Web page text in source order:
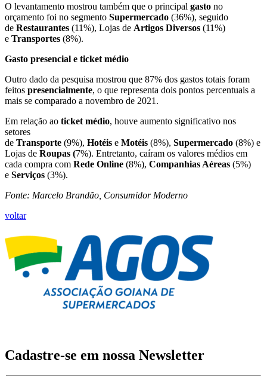
O levantamento mostrou também que o principal gasto no
orçamento foi no segmento Supermercado (36%), seguido
de Restaurantes (11%), Lojas de Artigos Diversos (11%)
e Transportes (8%).
Gasto presencial e ticket médio
Outro dado da pesquisa mostrou que 87% dos gastos totais foram
feitos presencialmente, o que representa dois pontos percentuais a
mais se comparado a novembro de 2021.
Em relação ao ticket médio, houve aumento significativo nos
setores
de Transporte (9%), Hotéis e Motéis (8%), Supermercado (8%) e
Lojas de Roupas (7%). Entretanto, caíram os valores médios em
cada compra com Rede Online (8%), Companhias Aéreas (5%)
e Serviços (3%).
Fonte: Marcelo Brandão, Consumidor Moderno
voltar
Cadastre-se em nossa Newsletter